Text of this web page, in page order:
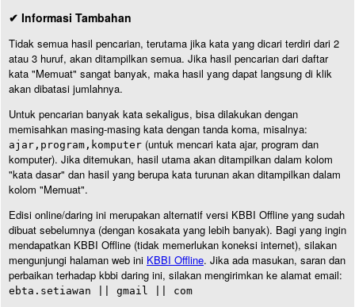
✔ Informasi Tambahan
Tidak semua hasil pencarian, terutama jika kata yang dicari terdiri dari 2
atau 3 huruf, akan ditampilkan semua. Jika hasil pencarian dari daftar
kata "Memuat" sangat banyak, maka hasil yang dapat langsung di klik
akan dibatasi jumlahnya.
Untuk pencarian banyak kata sekaligus, bisa dilakukan dengan
memisahkan masing-masing kata dengan tanda koma, misalnya:
ajar,program,komputer (untuk mencari kata ajar, program dan
komputer). Jika ditemukan, hasil utama akan ditampilkan dalam kolom
"kata dasar" dan hasil yang berupa kata turunan akan ditampilkan dalam
kolom "Memuat".
Edisi online/daring ini merupakan alternatif versi KBBI Offline yang sudah
dibuat sebelumnya (dengan kosakata yang lebih banyak). Bagi yang ingin
mendapatkan KBBI Offline (tidak memerlukan koneksi internet), silakan
mengunjungi halaman web ini KBBI Offline. Jika ada masukan, saran dan
perbaikan terhadap kbbi daring ini, silakan mengirimkan ke alamat email:
ebta.setiawan || gmail || com